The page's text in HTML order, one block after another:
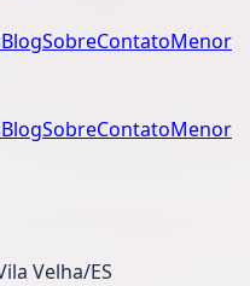
BlogSobreContatoMenor
BlogSobreContatoMenor
Velha/ES